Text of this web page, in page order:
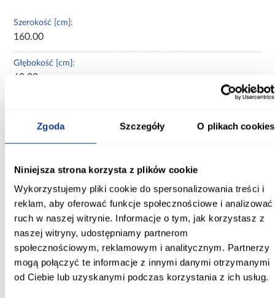
Zgoda Szczegóły O plikach cookies
Niniejsza strona korzysta z plików cookie
Wykorzystujemy pliki cookie do spersonalizowania treści i
reklam, aby oferować funkcje społecznościowe i analizować
ruch w naszej witrynie. Informacje o tym, jak korzystasz z
naszej witryny, udostępniamy partnerom
społecznościowym, reklamowym i analitycznym. Partnerzy
mogą połączyć te informacje z innymi danymi otrzymanymi
od Ciebie lub uzyskanymi podczas korzystania z ich usług.
Szerokość [cm]:
160.00
Głębokość [cm]:
60.00
Kolor frontów:
Kolor korpusu:
kaszmir
Wybarwienie:
beżowe
Lustro:
z lustrem